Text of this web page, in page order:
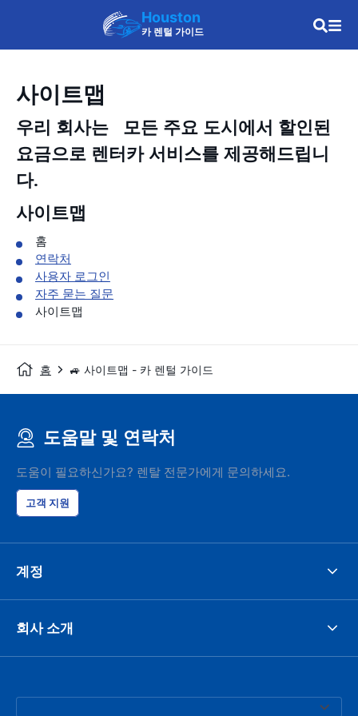
Houston
카 렌털 가이드
사이트맵
우리 회사는
모든 주요 도시에서 할인된
요금으로 렌터카 서비스를 제공해드립니
다.
사이트맵
홈
연락처
사용자 로그인
자주 묻는 질문
사이트맵
홈 🚙 사이트맵 - 카 렌털 가이드
도움말 및 연락처
도움이 필요하신가요? 렌탈 전문가에게 문의하세요.
고객 지원
계정
회사 소개